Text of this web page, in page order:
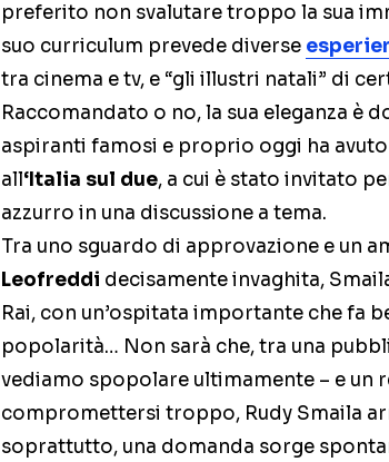
preferito non svalutare troppo la sua
suo curriculum prevede diverse
tra cinema e tv, e “gli illustri natali” di
Raccomandato o no, la sua eleganza è
aspiranti famosi e proprio oggi ha
all‘Italia sul due, a cui è stato invitato
azzurro in una discussione a tema.
Tra uno sguardo di approvazione e un
Leofreddi decisamente invaghita,
Rai, con un’ospitata importante che fa
popolarità… Non sarà che, tra una
vediamo spopolare ultimamente – e un
compromettersi troppo, Rudy Smaila
soprattutto, una domanda sorge